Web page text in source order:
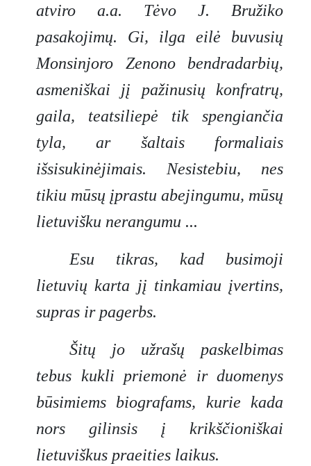
atviro a.a. Tėvo J. Bružiko
pasakojimų. Gi, ilga eilė buvusių
Monsinjoro Zenono bendradarbių,
asmeniškai jį pažinusių konfratrų,
gaila, teatsiliepė tik spengiančia
tyla, ar šaltais formaliais
išsisukinėjimais. Nesistebiu, nes
tikiu mūsų įprastu abejingumu, mūsų
lietuvišku nerangumu ...
Esu tikras, kad busimoji
lietuvių karta jį tinkamiau įvertins,
supras ir pagerbs.
Šitų jo užrašų paskelbimas
tebus kukli priemonė ir duomenys
būsimiems biografams, kurie kada
nors gilinsis į krikščioniškai
lietuviškus praeities laikus.